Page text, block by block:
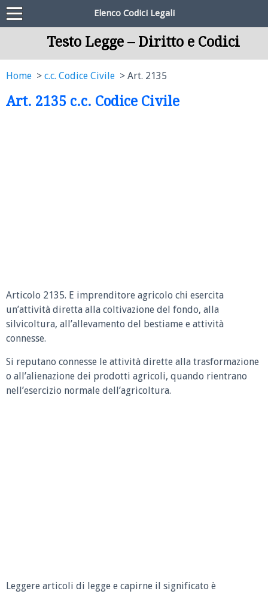
Elenco Codici Legali
Testo Legge – Diritto e Codici
Home c.c. Codice Civile Art. 2135
Art. 2135 c.c. Codice Civile
Articolo 2135. E imprenditore agricolo chi esercita
un’attività diretta alla coltivazione del fondo, alla
silvicoltura, all’allevamento del bestiame e attività
connesse.
Si reputano connesse le attività dirette alla trasformazione
o all’alienazione dei prodotti agricoli, quando rientrano
nell’esercizio normale dell’agricoltura.
Leggere articoli di legge e capirne il significato è